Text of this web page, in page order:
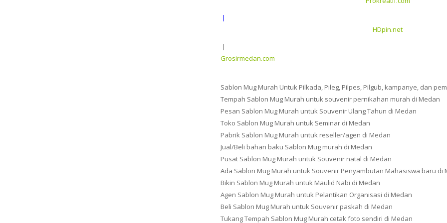
|
HDpin.net
|
Grosirmedan.com
Sablon Mug Murah Untuk Pilkada, Pileg, Pilpes, Pilgub, kampanye, dan
Tempah Sablon Mug Murah untuk souvenir pernikahan murah di Medan
Pesan Sablon Mug Murah untuk Souvenir Ulang Tahun di Medan
Toko Sablon Mug Murah untuk Seminar di Medan
Pabrik Sablon Mug Murah untuk reseller/agen di Medan
Jual/Beli bahan baku Sablon Mug murah di Medan
Pusat Sablon Mug Murah untuk Souvenir natal di Medan
Ada Sablon Mug Murah untuk Souvenir Penyambutan Mahasiswa baru di
Bikin Sablon Mug Murah untuk Maulid Nabi di Medan
Agen Sablon Mug Murah untuk Pelantikan Organisasi di Medan
Beli Sablon Mug Murah untuk Souvenir paskah di Medan
Tukang Tempah Sablon Mug Murah cetak foto sendiri di Medan